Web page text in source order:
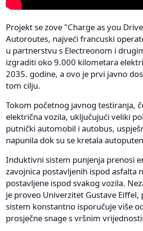
Projekt se zove "Charge as you
Autoroutes, najveći francuski
u partnerstvu s Electreonom i
izgraditi oko 9.000 kilometara
2035. godine, a ovo je prvi javno
tom cilju.
Tokom početnog javnog testiranja,
električna vozila, uključujući veliki
putnički automobil i autobus,
napunila dok su se kretala
Induktivni sistem punjenja prenosi
zavojnica postavljenih ispod asfalta
postavljene ispod svakog vozila.
je proveo Univerzitet Gustave Eiffel,
sistem konstantno isporučuje više
prosječne snage s vršnim